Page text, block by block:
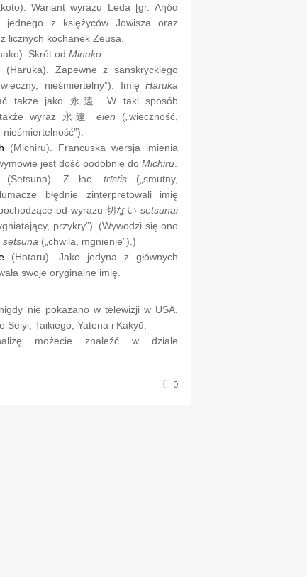
Wariant wyrazu Leda [gr.Λήδα
jednego z księżyców Jowisza oraz
licznych kochanek Zeusa.
Skrót od Minako
(Haruka). Zapewne z sanskryckiego
nieśmiertelny”). ImięHaruka
także jako 永遠
. W taki sposób
wyraz 永遠 eien („wieczność,
nieśmiertelność”).
(Michiru). Francuska wersja imienia
jest dość podobnie do Michiru
(Setsuna). Z łac.trīstis („smutny,
błędnie zinterpretowali imię
od wyrazu 切ない setsunai
przykry”). (Wywodzi się ono
setsuna („chwila, mgnienie”).)
(Hotaru). Jako jedyna z głównych
swoje oryginalne imię.
nie pokazano w telewizji w USA,
Seiyi, Taikiego, Yatena i Kakyū.
możecie znaleźć w dziale
0